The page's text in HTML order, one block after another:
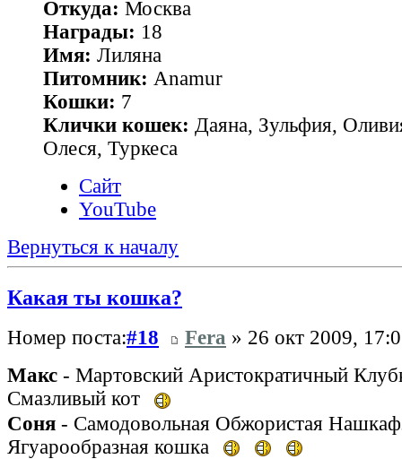
Откуда: Москва
Награды: 18
Имя: Лиляна
Питомник: Anamur
Кошки: 7
Клички кошек: Даяна, Зульфия,
Олеся, Туркеса
Сайт
YouTube
Вернуться к началу
Какая ты кошка?
Номер поста:#18 Fera » 26 окт 2009,
Макс - Мартовский Аристократичный
Смазливый кот
Соня - Самодовольная Обжористая
Ягуарообразная кошка